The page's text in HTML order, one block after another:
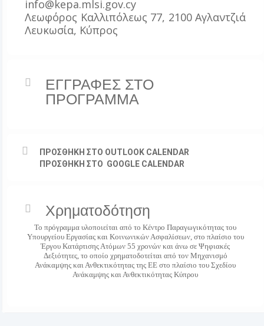
info@kepa.mlsi.gov.cy
Λεωφόρος Καλλιπόλεως 77, 2100 Αγλαντζιά
Λευκωσία, Κύπρος
ΕΓΓΡΑΦΕΣ ΣΤΟ
ΠΡΟΓΡΑΜΜΑ
ΠΡΟΣΘΗΚΗ ΣΤΟ OUTLOOK CALENDAR
ΠΡΟΣΘΗΚΗ ΣΤΟ GOOGLE CALENDAR
Χρηματοδότηση
Το πρόγραμμα υλοποιείται από το Κέντρο Παραγωγικότητας του
Υπουργείου Εργασίας και Κοινωνικών Ασφαλίσεων, στο πλαίσιο του
Έργου Κατάρτισης Ατόμων 55 χρονών και άνω σε Ψηφιακές
Δεξιότητες, το οποίο χρηματοδοτείται από τον Μηχανισμό
Ανάκαμψης και Ανθεκτικότητας της ΕΕ στο πλαίσιο του Σχεδίου
Ανάκαμψης και Ανθεκτικότητας Κύπρου